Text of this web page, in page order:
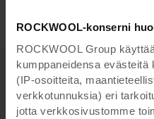
ROCKWOOL-konserni
ROCKWOOL Group
kumppaneidensa evästeitä
(IP-osoitteita,
verkkotunnuksia) eri
jotta verkkosivustomme